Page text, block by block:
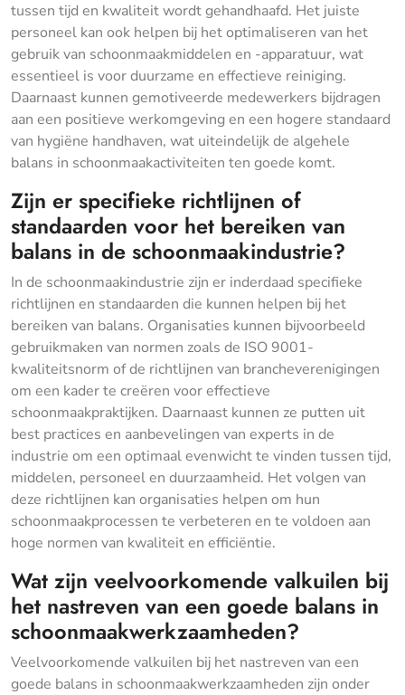
tussen tijd en kwaliteit wordt gehandhaafd. Het juiste
personeel kan ook helpen bij het optimaliseren van het
gebruik van schoonmaakmiddelen en -apparatuur, wat
essentieel is voor duurzame en effectieve reiniging.
Daarnaast kunnen gemotiveerde medewerkers bijdragen
aan een positieve werkomgeving en een hogere standaard
van hygiëne handhaven, wat uiteindelijk de algehele
balans in schoonmaakactiviteiten ten goede komt.
Zijn er specifieke richtlijnen of
standaarden voor het bereiken van
balans in de schoonmaakindustrie?
In de schoonmaakindustrie zijn er inderdaad specifieke
richtlijnen en standaarden die kunnen helpen bij het
bereiken van balans. Organisaties kunnen bijvoorbeeld
gebruikmaken van normen zoals de ISO 9001-
kwaliteitsnorm of de richtlijnen van brancheverenigingen
om een kader te creëren voor effectieve
schoonmaakpraktijken. Daarnaast kunnen ze putten uit
best practices en aanbevelingen van experts in de
industrie om een optimaal evenwicht te vinden tussen tijd,
middelen, personeel en duurzaamheid. Het volgen van
deze richtlijnen kan organisaties helpen om hun
schoonmaakprocessen te verbeteren en te voldoen aan
hoge normen van kwaliteit en efficiëntie.
Wat zijn veelvoorkomende valkuilen bij
het nastreven van een goede balans in
schoonmaakwerkzaamheden?
Veelvoorkomende valkuilen bij het nastreven van een
goede balans in schoonmaakwerkzaamheden zijn onder